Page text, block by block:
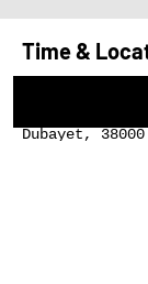
Time &
12 févr. 2026,
Pilgrim Coffee
Dubayet,